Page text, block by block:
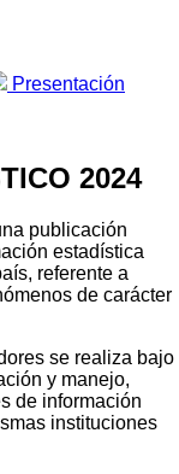
Presentación
2024
publicación
estadística
referente a
de carácter
se realiza bajo
y manejo,
de información
instituciones